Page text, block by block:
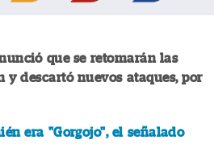
que se retomarán las
y descartó nuevos ataques, por
era "Gorgojo", el señalado